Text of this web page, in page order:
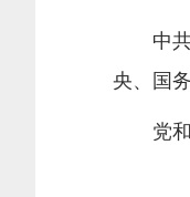
中共中
央、国
党和国